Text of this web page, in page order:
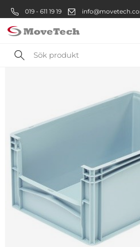
019 - 611 19 19
Sök
produkt
Välkommen! Välj
handla:
Privatperson